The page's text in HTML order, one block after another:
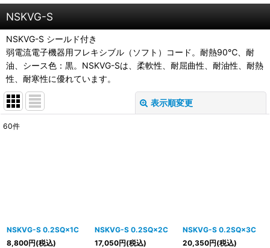
NSKVG-S
NSKVG-S シールド付き
弱電流電子機器用フレキシブル（ソフト）コード。耐熱90℃、耐
油、シース色：黒。NSKVG-Sは、柔軟性、耐屈曲性、耐油性、耐熱
性、耐寒性に優れています。
表示順変更
60件
NSKVG-S 0.2SQ×1C
8,800円(税込)
NSKVG-S 0.2SQ×2C
17,050円(税込)
NSKVG-S 0.2SQ×3C
20,350円(税込)